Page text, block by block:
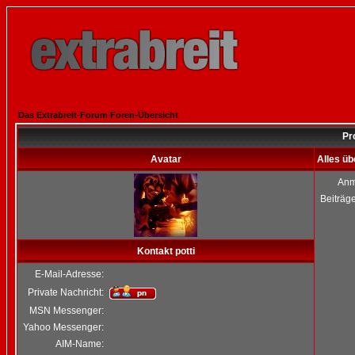
Das Extrabreit-Forum Foren-Übersicht
Avatar Alles
Kontakt potti
E-Mail-Adresse:
Private Nachricht:
MSN Messenger:
Yahoo Messenger:
AIM-Name: